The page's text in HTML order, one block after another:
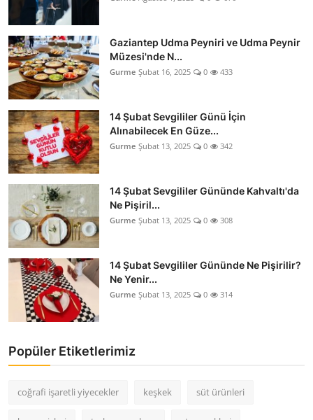
Gaziantep Udma Peyniri ve Udma Peynir
Müzesi'nde N...
Gurme Şubat 16, 2025 0 433
14 Şubat Sevgililer Günü İçin
Alınabilecek En Güze...
Gurme Şubat 13, 2025 0 342
14 Şubat Sevgililer Gününde Kahvaltı'da
Ne Pişiril...
Gurme Şubat 13, 2025 0 308
14 Şubat Sevgililer Gününde Ne Pişirilir?
Ne Yenir...
Gurme Şubat 13, 2025 0 314
Popüler Etiketlerimiz
coğrafi işaretli yiyecekler keşkek süt ürünleri